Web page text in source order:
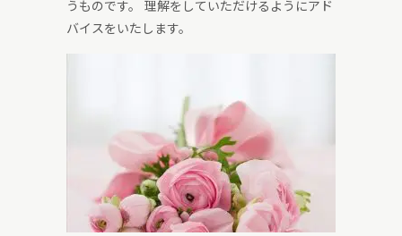
うものです。 理解をしていただけるようにアド
バイスをいたします。